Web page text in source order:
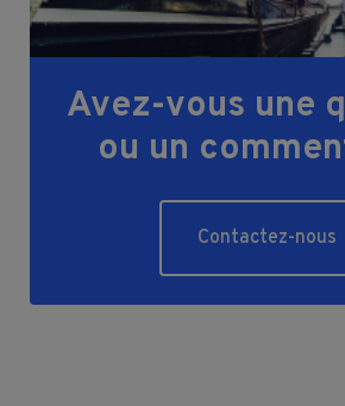
Avez-vous une
ou un
Contactez-nous